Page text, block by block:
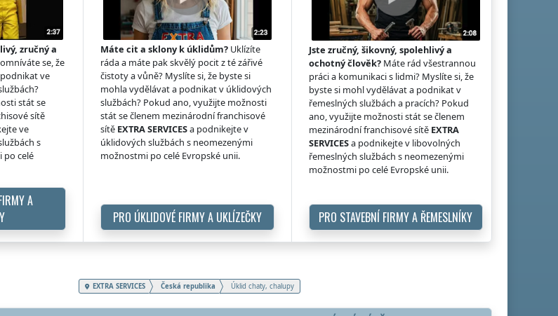
zručný a
se, že
ve
stát se
sítě
ve
s
po celé
A
Máte cit a sklony k úklidům? Uklízíte
ráda a máte pak skvělý pocit z té zářivé
čistoty a vůně? Myslíte si, že byste si
mohla vydělávat a podnikat v úklidových
službách? Pokud ano, využijte možnosti
stát se členem mezinárodní franchisové
sítě EXTRA SERVICESa podnikejte v
úklidových službách s neomezenými
možnostmi po celé Evropské unii.
PRO ÚKLIDOVÉ FIRMY A UKLÍZEČKY
Jste zručný, šikovný, spolehlivý a
ochotný člověk?Máte rád všestrannou
práci a komunikaci s lidmi? Myslíte si, že
byste si mohl vydělávat a podnikat v
řemeslných službách a pracích? Pokud
ano, využijte možnosti stát se členem
mezinárodní franchisové sítě EXTRA
SERVICESa podnikejte v libovolných
řemeslných službách s neomezenými
možnostmi po celé Evropské unii.
PRO STAVEBNÍ FIRMY A ŘEMESLNÍKY
EXTRA SERVICES Česká republika Úklid chaty, chalupy